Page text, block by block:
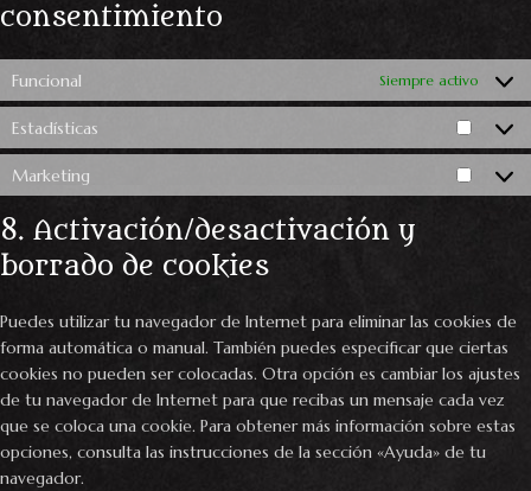
consentimiento
Funcional Siempre activo
Estadísticas
Marketing
8. Activación/desactivación y
borrado de cookies
Puedes utilizar tu navegador de Internet para eliminar las cookies de
forma automática o manual. También puedes especificar que ciertas
cookies no pueden ser colocadas. Otra opción es cambiar los ajustes
de tu navegador de Internet para que recibas un mensaje cada vez
que se coloca una cookie. Para obtener más información sobre estas
opciones, consulta las instrucciones de la sección «Ayuda» de tu
navegador.